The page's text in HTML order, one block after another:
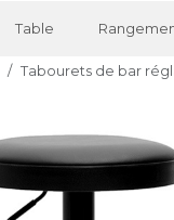
Table
Tabourets de bar